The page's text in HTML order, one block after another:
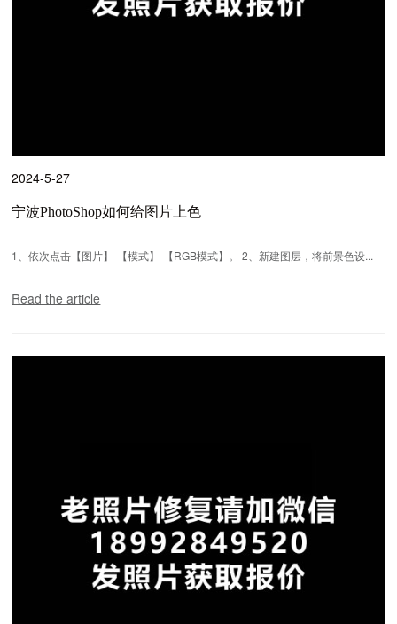
2024-5-27
宁波PhotoShop如何给图片上色
1、依次点击【图片】-【模式】-【RGB模式】。 2、新建图层，将前景色设...
Read the article